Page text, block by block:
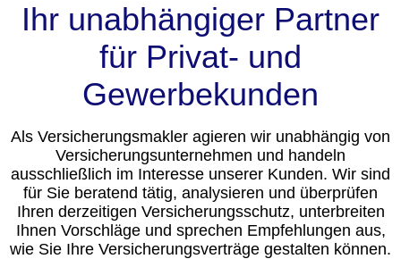
Ihr unabhängiger Partner
für Privat- und
Gewerbekunden
Als Versicherungsmakler agieren wir unabhängig von
Versicherungsunternehmen und handeln
ausschließlich im Interesse unserer Kunden. Wir sind
für Sie beratend tätig, analysieren und überprüfen
Ihren derzeitigen Versicherungsschutz, unterbreiten
Ihnen Vorschläge und sprechen Empfehlungen aus,
wie Sie Ihre Versicherungsverträge gestalten können.